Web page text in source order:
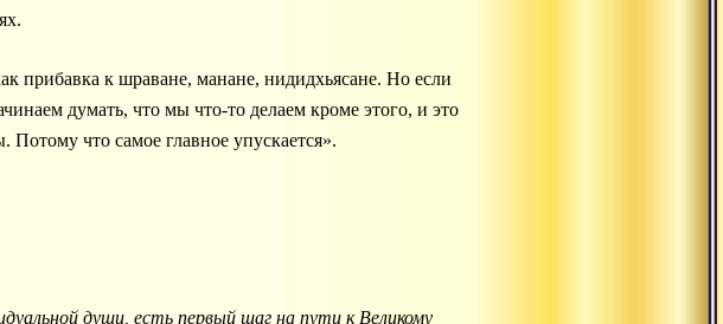
прибавка к шраване, манане, нидидхьясане. Но если
думать, что мы что-то делаем кроме этого, и это
что самое главное упускается».
души, есть первый шаг на пути к Великому